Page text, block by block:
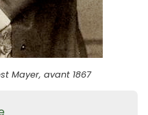
Mayer, avant 1867